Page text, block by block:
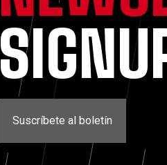
Suscríbete al boletín